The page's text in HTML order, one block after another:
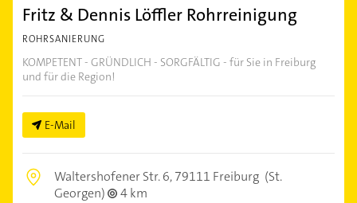
Fritz & Dennis Löffler Rohrreinigung
ROHRSANIERUNG
KOMPETENT - GRÜNDLICH - SORGFÄLTIG - für Sie in Freiburg
und für die Region!
E-Mail
Waltershofener Str. 6,79111 Freiburg (St.
Georgen)
4 km